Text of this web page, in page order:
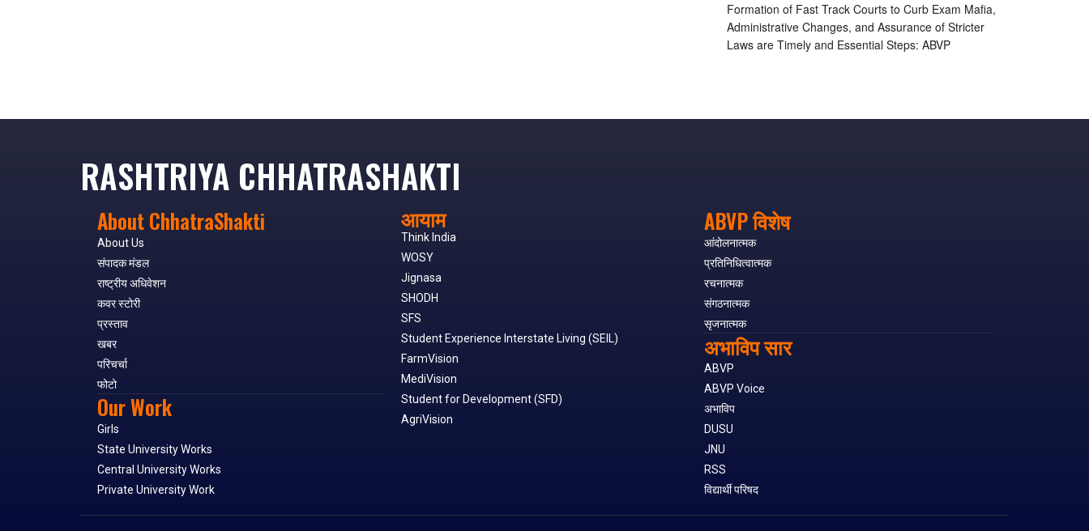
Formation of Fast Track Courts to Curb Exam Mafia,
Administrative Changes, and Assurance of Stricter
Laws are Timely and Essential Steps: ABVP
RASHTRIYA CHHATRASHAKTI
About ChhatraShakti
About Us
संपादक मंडल
राष्ट्रीय अधिवेशन
कवर स्टोरी
प्रस्ताव
खबर
परिचर्चा
फोटो
Our Work
Girls
State University Works
Central University Works
Private University Work
आयाम
Think India
WOSY
Jignasa
SHODH
SFS
Student Experience Interstate Living (SEIL)
FarmVision
MediVision
Student for Development (SFD)
AgriVision
ABVP विशेष
आंदोलनात्मक
प्रतिनिधित्वात्मक
रचनात्मक
संगठनात्मक
सृजनात्मक
अभाविप सार
ABVP
ABVP Voice
अभाविप
DUSU
JNU
RSS
विद्यार्थी परिषद